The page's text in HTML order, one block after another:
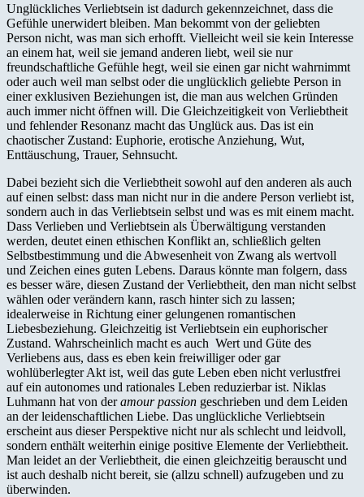
Unglückliches Verliebtsein ist dadurch gekennzeichnet, dass die
Gefühle unerwidert bleiben. Man bekommt von der geliebten
Person nicht, was man sich erhofft. Vielleicht weil sie kein Interesse
an einem hat, weil sie jemand anderen liebt, weil sie nur
freundschaftliche Gefühle hegt, weil sie einen gar nicht wahrnimmt
oder auch weil man selbst oder die unglücklich geliebte Person in
einer exklusiven Beziehungen ist, die man aus welchen Gründen
auch immer nicht öffnen will. Die Gleichzeitigkeit von Verliebtheit
und fehlender Resonanz macht das Unglück aus. Das ist ein
chaotischer Zustand: Euphorie, erotische Anziehung, Wut,
Enttäuschung, Trauer, Sehnsucht.
Dabei bezieht sich die Verliebtheit sowohl auf den anderen als auch
auf einen selbst: dass man nicht nur in die andere Person verliebt ist,
sondern auch in das Verliebtsein selbst und was es mit einem macht.
Dass Verlieben und Verliebtsein als Überwältigung verstanden
werden, deutet einen ethischen Konflikt an, schließlich gelten
Selbstbestimmung und die Abwesenheit von Zwang als wertvoll
und Zeichen eines guten Lebens. Daraus könnte man folgern, dass
es besser wäre, diesen Zustand der Verliebtheit, den man nicht selbst
wählen oder verändern kann, rasch hinter sich zu lassen;
idealerweise in Richtung einer gelungenen romantischen
Liebesbeziehung. Gleichzeitig ist Verliebtsein ein euphorischer
Zustand. Wahrscheinlich macht es auch Wert und Güte des
Verliebens aus, dass es eben kein freiwilliger oder gar
wohlüberlegter Akt ist, weil das gute Leben eben nicht verlustfrei
auf ein autonomes und rationales Leben reduzierbar ist. Niklas
Luhmann hat von deramour passion geschrieben und dem Leiden
an der leidenschaftlichen Liebe. Das unglückliche Verliebtsein
erscheint aus dieser Perspektive nicht nur als schlecht und leidvoll,
sondern enthält weiterhin einige positive Elemente der Verliebtheit.
Man leidet an der Verliebtheit, die einen gleichzeitig berauscht und
ist auch deshalb nicht bereit, sie (allzu schnell) aufzugeben und zu
überwinden.